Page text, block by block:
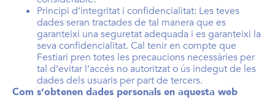
Principi d’integritat i confidencialitat: Les teves
dades seran tractades de tal manera que es
garanteixi una seguretat adequada i es garanteixi la
seva confidencialitat. Cal tenir en compte que
Festiari pren totes les precaucions necessàries per
tal d’evitar l’accés no autoritzat o ús indegut de les
dades dels usuaris per part de tercers.
Com s’obtenen dades personals en aquesta web